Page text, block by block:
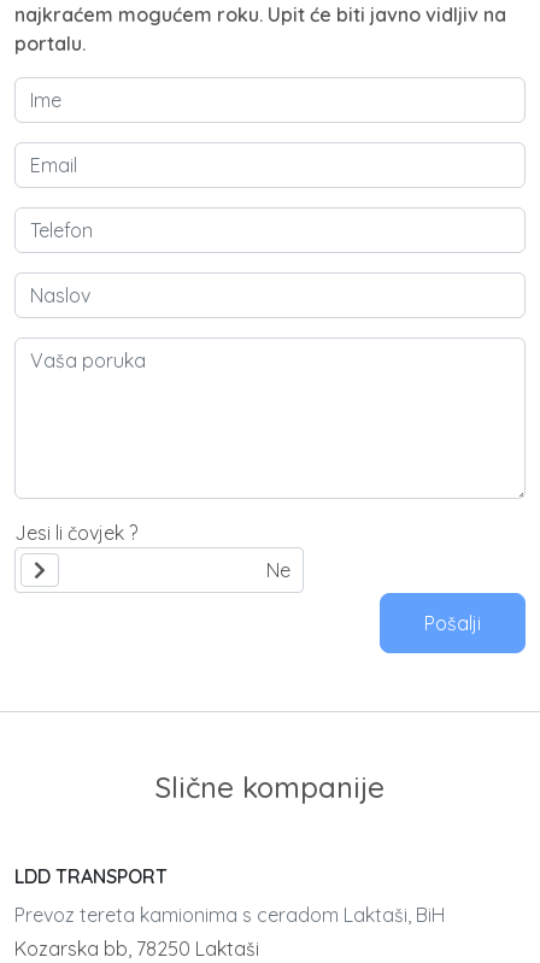
najkraćem mogućem roku. Upit će biti javno vidljiv na
portalu.
Jesi li čovjek ?
Pošalji
Slične kompanije
LDD TRANSPORT
Prevoz tereta kamionima s ceradom Laktaši, BiH
Kozarska bb, 78250 Laktaši